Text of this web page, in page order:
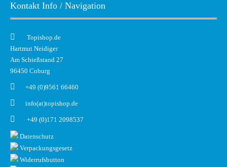
Kontakt Info / Navigation
Topishop.de
Hartmut Neidiger
Am Schießstand 27
96450 Coburg
+49 (0)9561 66460
info(at)topishop.de
+49 (0)171 2098537
Datenschutz
Verpackungsgesetz
Widerrufsbutton